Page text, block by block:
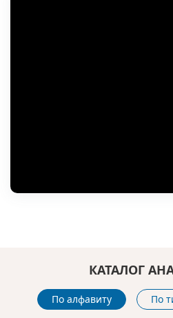
КАТАЛОГ
По алфавиту По